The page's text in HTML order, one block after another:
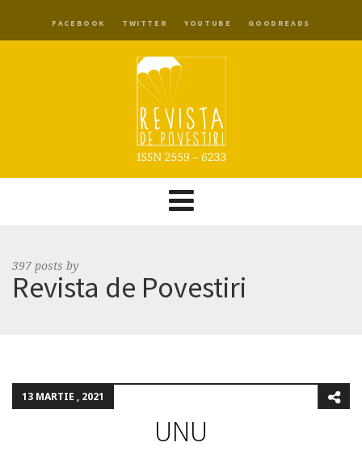
FACEBOOK TWITTER YOUTUBE GOODREADS
397 posts by
Revista de Povestiri
13 MARTIE , 2021
UNU